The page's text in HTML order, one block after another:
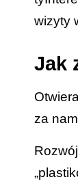
A
N
K
.
P
L
wizyty
Jak
za